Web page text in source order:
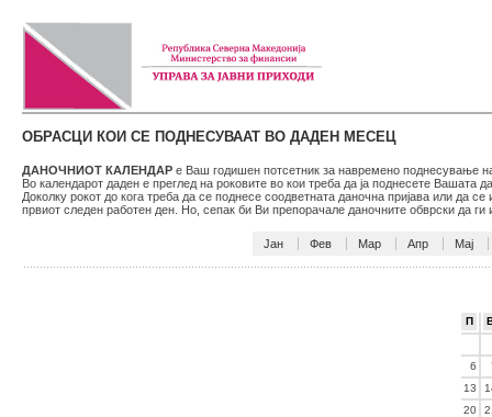
ОБРАСЦИ КОИ СЕ ПОДНЕСУВААТ ВО ДАДЕН МЕСЕЦ
ДАНОЧНИОТ КАЛЕНДАР е Ваш годишен потсетник за навремено поднесување
Во календарот даден е преглед на роковите во кои треба да ја поднесете
Доколку рокот до кога треба да се поднесе соодветната даночна пријава или да
првиот следен работен ден. Но, сепак би Ви препорачале даночните обврски да
Јан Фев Мар Апр Мај
П
6
13
20